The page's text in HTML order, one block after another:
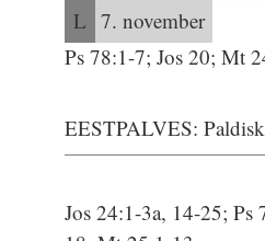
L 7. november
Ps 78:1-7; Jos 20; Mt
EESTPALVES:
Jos 24:1-3a, 14-25; Ps